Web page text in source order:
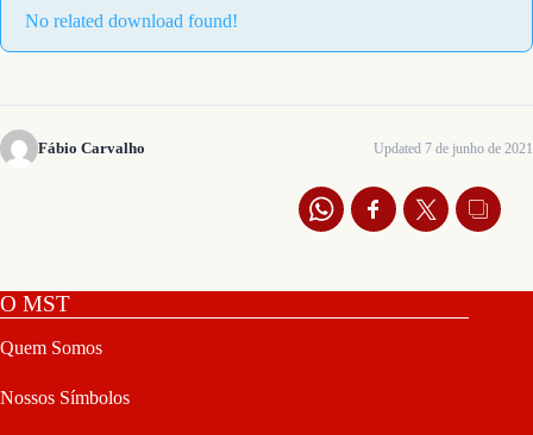
No related download found!
Fábio Carvalho Updated 7 de junho de 2021
O MST
Quem Somos
Nossos Símbolos